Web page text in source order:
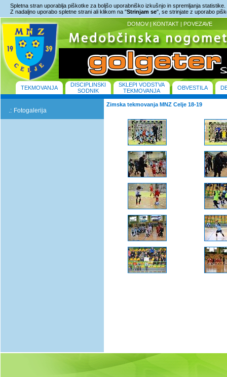
Spletna stran uporablja piškotke za boljšo uporabniško izkušnjo in spremljanja statistike.
Z nadaljno uporabo spletne strani ali klikom na "Strinjam se", se strinjate z uporabo
DOMOV | KONTAKT | POVEZAVE
TEKMOVANJA
DISCIPLINSKI
SODNIK
SKLEPI VODSTVA
TEKMOVANJA
OBVESTILA
.: Fotogalerija
Zimska tekmovanja MNZ Celje 18-19